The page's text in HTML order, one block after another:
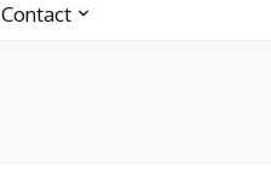
Contact